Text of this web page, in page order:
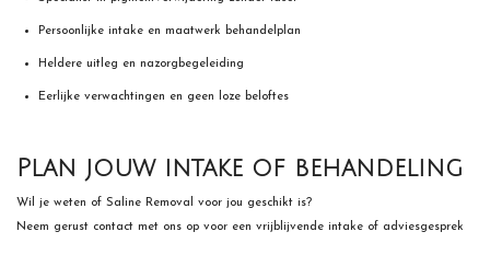
Persoonlijke intake en maatwerk behandelplan
Heldere uitleg en nazorgbegeleiding
Eerlijke verwachtingen en geen loze beloftes
Plan jouw intake of behandeling
Wil je weten of Saline Removal voor jou geschikt is?
Neem gerust contact met ons op voor een vrijblijvende intake of adviesgesprek